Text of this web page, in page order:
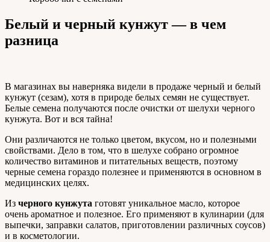
Белый и черный кунжут — в чем
разница
В магазинах вы наверняка видели в продаже черный и белый
кунжут (сезам), хотя в природе белых семян не существует.
Белые семена получаются после очистки от шелухи черного
кунжута. Вот и вся тайна!
Они различаются не только цветом, вкусом, но и полезными
свойствами. Дело в том, что в шелухе собрано огромное
количество витаминов и питательных веществ, поэтому
черные семена гораздо полезнее и применяются в основном в
медицинских целях.
Из черного кунжута готовят уникальное масло, которое
очень ароматное и полезное. Его применяют в кулинарии (для
выпечки, заправки салатов, приготовлении различных соусов)
и в косметологии.